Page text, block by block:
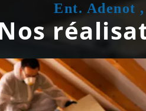
Ent. Adenot ,